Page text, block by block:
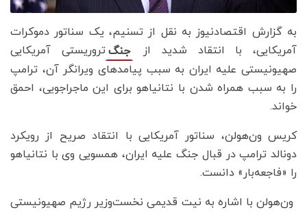
به گزارش اقتصادنیوز به نقل از تسنیم، یک سناتور دموکرات
آمریکایی، با انتقاد شدید از
جنگتروریستی آمریکایی
صهیونیستی علیه ایران به سبب پیامدهای ویرانگر آن، ترامپ
را به سبب همراه شدن با نتانیاهو برای این ماجراجویی، احمق
خواند.
کریس ون‌هولن، سناتور آمریکایی با انتقاد صریح از رویکرد
دونالد ترامپ در قبال جنگ علیه ایران، همسویی وی با نتانیاهو
را «فاجعه‌بار» دانست.
ون‌هولن با اشاره به نیت قدیمی نخست‌وزیر رژیم صهیونیستی